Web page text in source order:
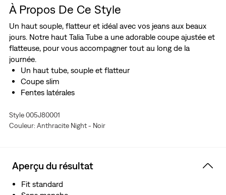
À Propos De Ce Style
Un haut souple, flatteur et idéal avec vos jeans aux beaux
jours. Notre haut Talia Tube a une adorable coupe ajustée et
flatteuse, pour vous accompagner tout au long de la
journée.
Un haut tube, souple et flatteur
Coupe slim
Fentes latérales
Style 005J80001
Couleur: Anthracite Night - Noir
Aperçu du résultat
Fit standard